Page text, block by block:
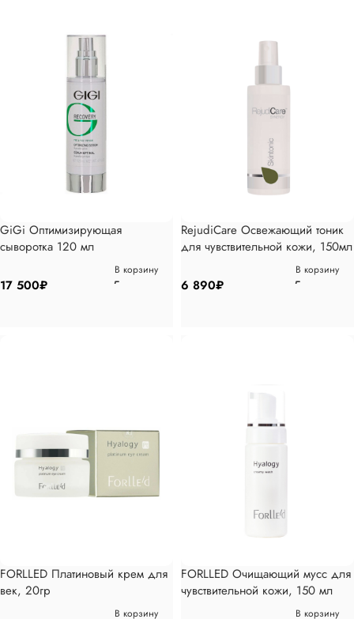
GiGi Оптимизирующая
сыворотка 120 мл
17 500₽
В корзину
RejudiCare Освежающий тоник
для чувствительной кожи, 150мл
6 890₽
В корзину
FORLLED Платиновый крем для
век, 20гр
В корзину
FORLLED Очищающий мусс для
чувствительной кожи, 150 мл
В корзину